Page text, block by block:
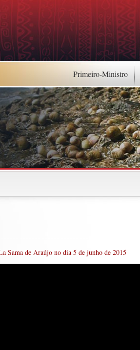
Primeiro-Ministro
Sama de Araújo no dia 5 de junho de 2015